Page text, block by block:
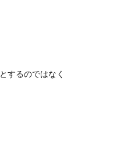
するのではなく